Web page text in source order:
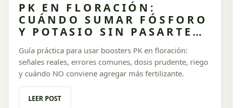
PK EN FLORACIÓN:
CUÁNDO SUMAR FÓSFORO
Y POTASIO SIN PASARTE
DE FERTILIZANTE
Guía práctica para usar boosters PK en floración:
señales reales, errores comunes, dosis prudente, riego
y cuándo NO conviene agregar más fertilizante.
LEER POST